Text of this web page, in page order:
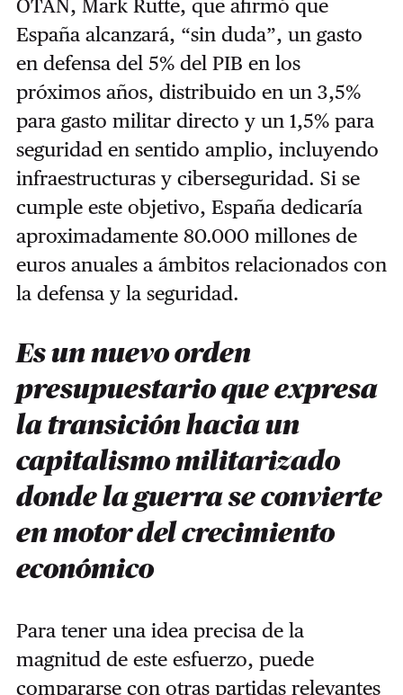
OTAN, Mark Rutte, que afirmó que
España alcanzará, “sin duda”, un gasto
en defensa del 5% del PIB en los
próximos años, distribuido en un 3,5%
para gasto militar directo y un 1,5% para
seguridad en sentido amplio, incluyendo
infraestructuras y ciberseguridad. Si se
cumple este objetivo, España dedicaría
aproximadamente 80.000 millones de
euros anuales a ámbitos relacionados con
la defensa y la seguridad.
Es un nuevo orden
presupuestario que expresa
la transición hacia un
capitalismo militarizado
donde la guerra se convierte
en motor del crecimiento
económico
Para tener una idea precisa de la
magnitud de este esfuerzo, puede
compararse con otras partidas relevantes